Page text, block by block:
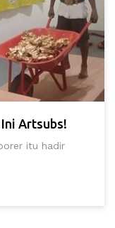
Artsubs!
itu hadir